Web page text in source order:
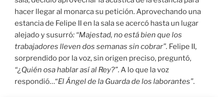
hacer llegar al monarca su petición. Aprovechando una
estancia de Felipe II en la sala se acercó hasta un lugar
alejado y susurró: “Majestad, no está bien que los
trabajadores lleven dos semanas sin cobrar”. Felipe II,
sorprendido por la voz, sin origen preciso, preguntó,
“¿Quién osa hablar así al Rey?”. A lo que la voz
respondió…“El Ángel de la Guarda de los laborantes”.